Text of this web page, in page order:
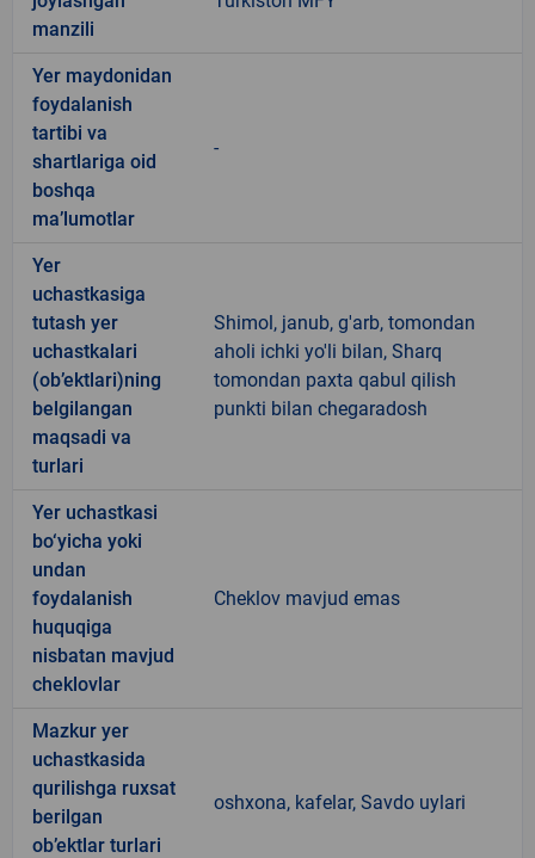
manzili
Yer maydonidan
foydalanish
tartibi va
shartlariga oid
boshqa
ma’lumotlar
-
Yer
uchastkasiga
tutash yer
uchastkalari
(ob’ektlari)ning
belgilangan
maqsadi va
turlari
Shimol, janub, g'arb, tomondan
aholi ichki yo'li bilan, Sharq
tomondan paxta qabul qilish
punkti bilan chegaradosh
Yer uchastkasi
bo‘yicha yoki
undan
foydalanish
huquqiga
nisbatan mavjud
cheklovlar
Cheklov mavjud emas
Mazkur yer
uchastkasida
qurilishga ruxsat
berilgan
ob’ektlar turlari
oshxona, kafelar, Savdo uylari